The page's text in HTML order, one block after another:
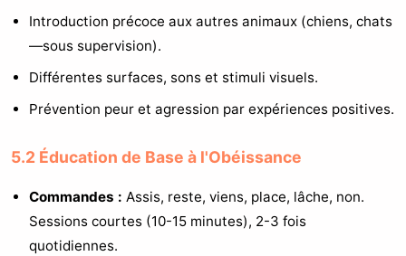
Introduction précoce aux autres animaux (chiens, chats
—sous supervision).
Différentes surfaces, sons et stimuli visuels.
Prévention peur et agression par expériences positives.
5.2 Éducation de Base à l'Obéissance
Commandes : Assis, reste, viens, place, lâche, non.
Sessions courtes (10-15 minutes), 2-3 fois
quotidiennes.